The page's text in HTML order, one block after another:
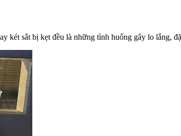
két sắt bị kẹt đều là những tình huống gây lo lắng,